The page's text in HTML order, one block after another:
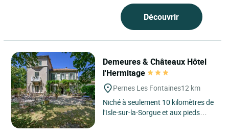
Découvrir
Demeures & Châteaux Hôtel
l'Hermitage
Pernes Les Fontaines12 km
Niché à seulement 10 kilomètres de
l'Isle-sur-la-Sorgue et aux pieds